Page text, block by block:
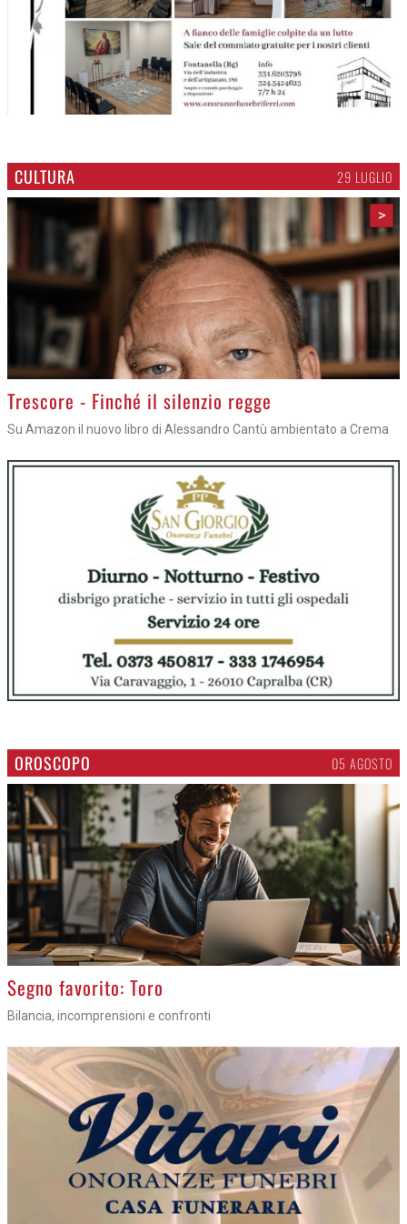
CULTURA 29 LUGLIO
>
Trescore - Finché il silenzio regge
Su Amazon il nuovo libro di Alessandro Cantù ambientato a Crema
OROSCOPO 05 AGOSTO
>
Segno favorito: Toro
Bilancia, incomprensioni e confronti